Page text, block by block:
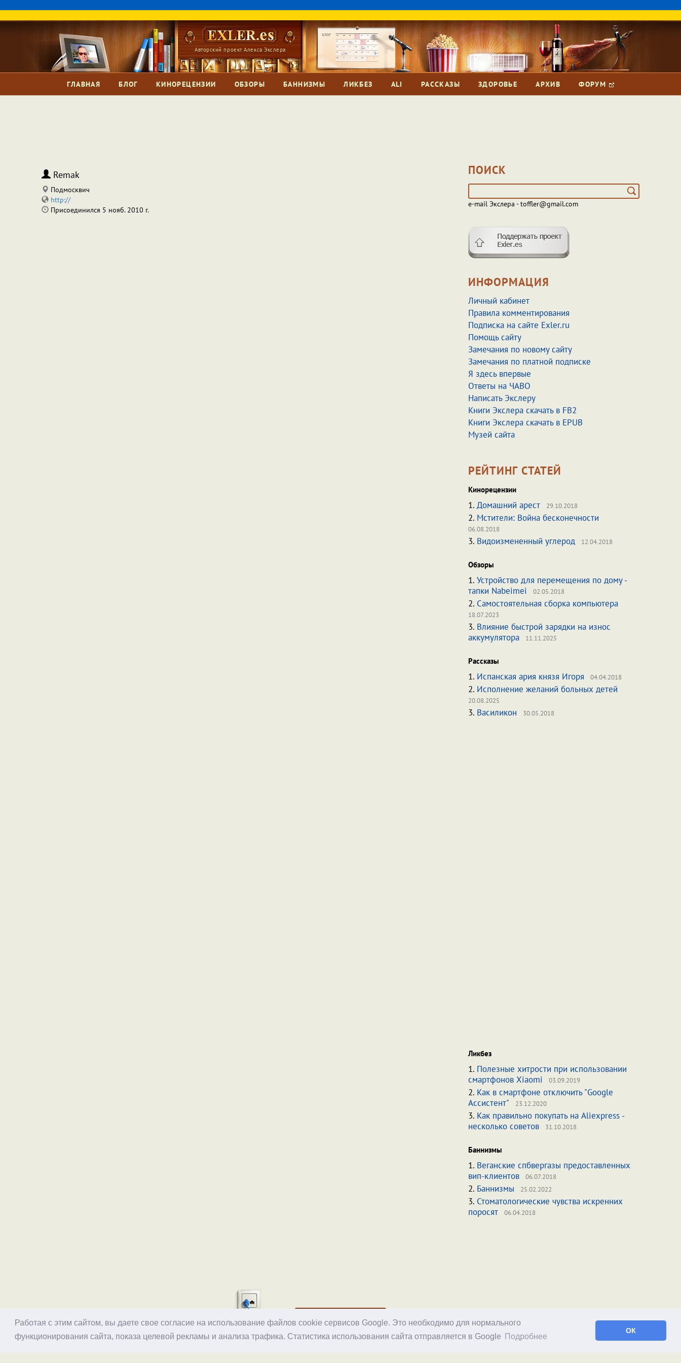
Работая с этим сайтом, вы даете свое согласие на использование файлов cookie сервисов Google. Это необходимо для нормального
функционирования сайта, показа целевой рекламы и анализа трафика. Статистика использования сайта отправляется в Google
Подробнее
ОК
Авторский проект Алекса Экслера
ГЛАВНАЯ БЛОГ КИНОРЕЦЕНЗИИ ОБЗОРЫ БАННИЗМЫ ЛИКБЕЗ ALI РАССКАЗЫ ЗДОРОВЬЕ АРХИВ ФОРУМ
Remak
Подмосквич
http://
Присоединился 5 нояб. 2010 г.
ПОИСК
e-mail Экслера - toffler@gmail.com
ИНФОРМАЦИЯ
Личный кабинет
Правила комментирования
Подписка на сайте Exler.ru
Помощь сайту
Замечания по новому сайту
Замечания по платной подписке
Я здесь впервые
Ответы на ЧАВО
Написать Экслеру
Книги Экслера скачать в FB2
Книги Экслера скачать в EPUB
Музей сайта
РЕЙТИНГ СТАТЕЙ
Кинорецензии
1. Домашний арест 29.10.2018
2. Мстители: Война бесконечности
06.08.2018
3. Видоизмененный углерод 12.04.2018
Обзоры
1. Устройство для перемещения по дому -
тапки Nabeimei
02.05.2018
2. Самостоятельная сборка компьютера
18.07.2023
3. Влияние быстрой зарядки на износ
аккумулятора
11.11.2025
Рассказы
1. Испанская ария князя Игоря 04.04.2018
2. Исполнение желаний больных детей
20.08.2025
3. Василикон 30.05.2018
Ликбез
1. Полезные хитрости при использовании
смартфонов Xiaomi
03.09.2019
2. Как в смартфоне отключить "Google
Ассистент"
23.12.2020
3. Как правильно покупать на Aliexpress -
несколько советов
31.10.2018
Баннизмы
1. Веганские спбвергазы предоставленных
вип-клиентов
06.07.2018
2. Баннизмы 25.02.2022
3. Стоматологические чувства искренних
поросят
06.04.2018
© 1998–2026 Alex Exler RSS блога